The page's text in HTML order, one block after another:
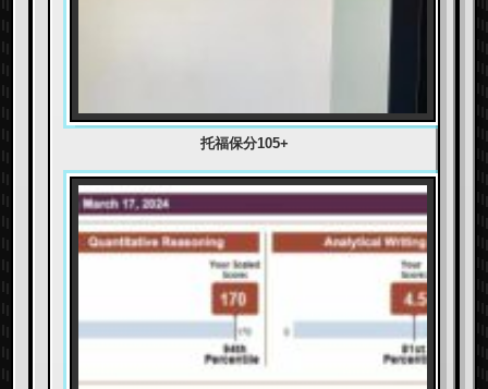
托福保分105+